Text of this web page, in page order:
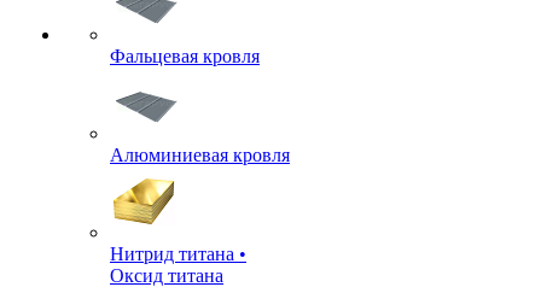
Фальцевая кровля
Алюминиевая кровля
Нитрид титана •
Оксид титана